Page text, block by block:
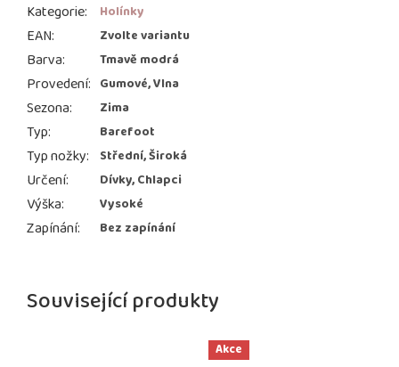
Související produkty
Akce
Kategorie: Holínky
EAN: Zvolte variantu
Barva: Tmavě modrá
Provedení: Gumové, Vlna
Sezona: Zima
Typ: Barefoot
Typ nožky: Střední, Široká
Určení: Dívky, Chlapci
Výška: Vysoké
Zapínání: Bez zapínání